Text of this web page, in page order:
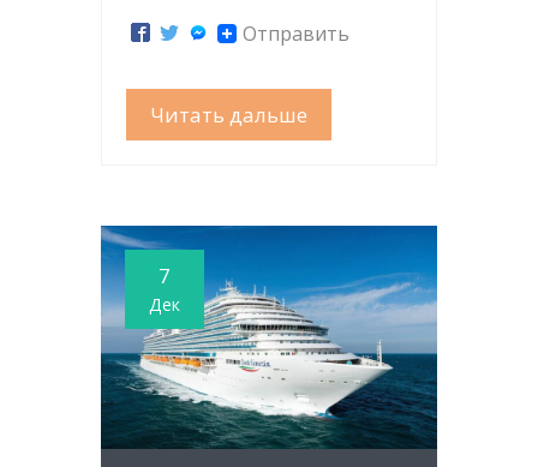
Отправить
Читать дальше
7
Дек